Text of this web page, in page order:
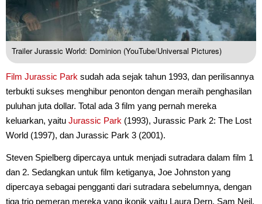
Trailer Jurassic World: Dominion (YouTube/Universal Pictures)
Film Jurassic Park sudah ada sejak tahun 1993, dan perilisannya
terbukti sukses menghibur penonton dengan meraih penghasilan
puluhan juta dollar. Total ada 3 film yang pernah mereka
keluarkan, yaitu Jurassic Park (1993), Jurassic Park 2: The Lost
World (1997), dan Jurassic Park 3 (2001).
Steven Spielberg dipercaya untuk menjadi sutradara dalam film 1
dan 2. Sedangkan untuk film ketiganya, Joe Johnston yang
dipercaya sebagai pengganti dari sutradara sebelumnya, dengan
tiga trio pemeran mereka yang ikonik yaitu Laura Dern, Sam Neil,